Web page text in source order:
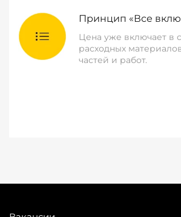
Принцип «Все
Цена уже включает в
расходных
частей и работ.